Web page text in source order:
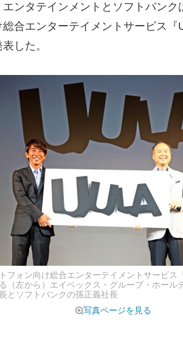
ンタテインメントとソフトバンク
合エンターテイメントサービス『
した。
フォン向け総合エンターテイメントサービス
（左から）エイベックス・グループ・ホール
とソフトバンクの孫正義社長
写真ページを見る